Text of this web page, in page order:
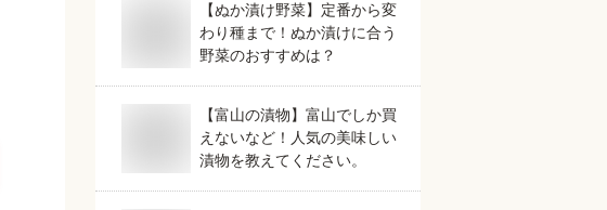
【ぬか漬け野菜】定番から変
わり種まで！ぬか漬けに合う
野菜のおすすめは？
【富山の漬物】富山でしか買
えないなど！人気の美味しい
漬物を教えてください。